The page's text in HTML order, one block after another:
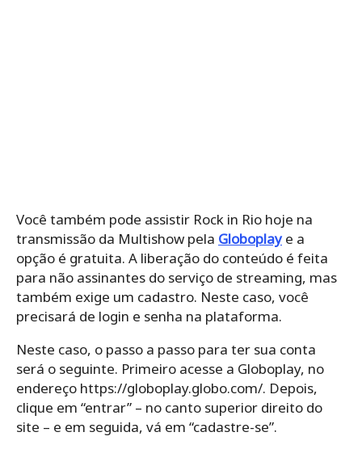
Você também pode assistir Rock in Rio hoje na
transmissão da Multishow pela Globoplaye a
opção é gratuita. A liberação do conteúdo é feita
para não assinantes do serviço de streaming, mas
também exige um cadastro. Neste caso, você
precisará de login e senha na plataforma.
Neste caso, o passo a passo para ter sua conta
será o seguinte. Primeiro acesse a Globoplay, no
endereço https://globoplay.globo.com/. Depois,
clique em “entrar” – no canto superior direito do
site – e em seguida, vá em “cadastre-se”.